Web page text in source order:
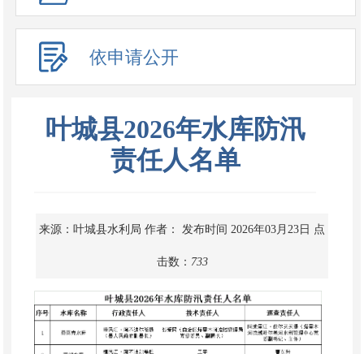
依申请公开
叶城县2026年水库防汛
责任人名单
来源：叶城县水利局 作者： 发布时间 2026年03月23日 点
击数： 733